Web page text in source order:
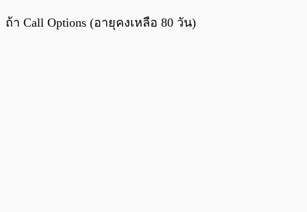
ถ้า Call Options (อายุคงเหลือ 80 วัน)